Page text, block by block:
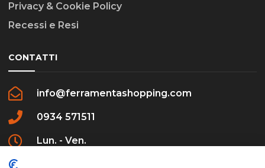
Privacy & Cookie Policy
Recessi e Resi
CONTATTI
info@ferramentashopping.com
0934 571511
Lun. - Ven.